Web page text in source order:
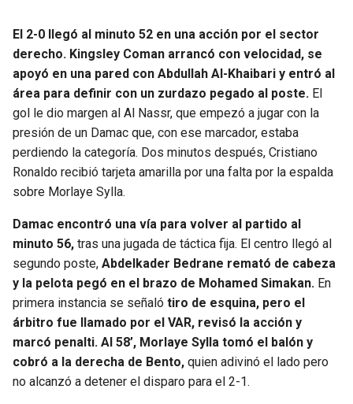
El 2-0 llegó al minuto 52 en una acción por el sector
derecho. Kingsley Coman arrancó con velocidad, se
apoyó en una pared con Abdullah Al-Khaibari y entró al
área para definir con un zurdazo pegado al poste. El
gol le dio margen al Al Nassr, que empezó a jugar con la
presión de un Damac que, con ese marcador, estaba
perdiendo la categoría. Dos minutos después, Cristiano
Ronaldo recibió tarjeta amarilla por una falta por la espalda
sobre Morlaye Sylla.
Damac encontró una vía para volver al partido al
minuto 56, tras una jugada de táctica fija. El centro llegó al
segundo poste, Abdelkader Bedrane remató de cabeza
y la pelota pegó en el brazo de Mohamed Simakan. En
primera instancia se señaló tiro de esquina, pero el
árbitro fue llamado por el VAR, revisó la acción y
marcó penalti. Al 58’, Morlaye Sylla tomó el balón y
cobró a la derecha de Bento, quien adivinó el lado pero
no alcanzó a detener el disparo para el 2-1.